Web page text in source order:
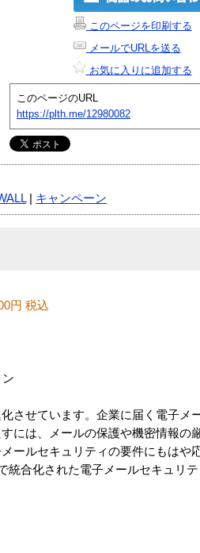
このページを印刷する
メールでURLを送る
お気に入りに追加する
このページのURL
https://plth.me/12980082
| キャンペーン
円 税込
させています。企業に届く電子メ
には、メールの保護や機密情報の
ールセキュリティの要件にもはや
合化された電子メールセキュリテ